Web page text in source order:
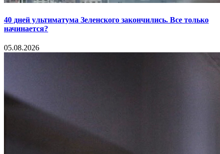
40 дней ультиматума Зеленского закончились. Все только
начинается?
05.08.2026